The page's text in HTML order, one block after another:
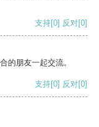
支持[0] 反对[0]
的朋友一起交流。
支持[0] 反对[0]